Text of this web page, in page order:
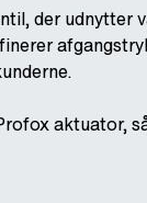
der
aktuator,